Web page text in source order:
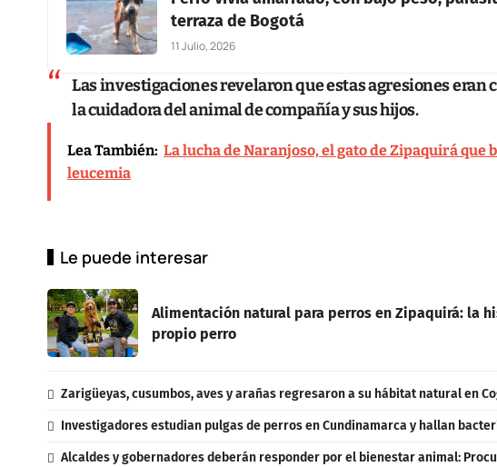
terraza de Bogotá
11 Julio, 2026
Las investigaciones revelaron que estas agresiones eran
la cuidadora del animal de compañía y sus hijos.
Lea También: La lucha de Naranjoso, el gato de Zipaquirá
leucemia
Le puede interesar
Alimentación natural para perros en Zipaquirá: la
propio perro
Zarigüeyas, cusumbos, aves y arañas regresaron a su hábitat natural en
Investigadores estudian pulgas de perros en Cundinamarca y hallan
Alcaldes y gobernadores deberán responder por el bienestar animal: